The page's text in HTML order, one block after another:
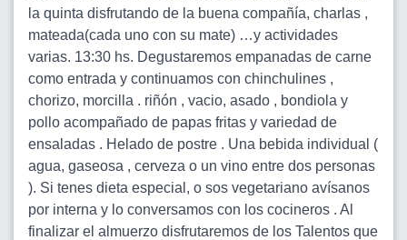
la quinta disfrutando de la buena compañía, charlas ,
mateada(cada uno con su mate) …y actividades
varias. 13:30 hs. Degustaremos empanadas de carne
como entrada y continuamos con chinchulines ,
chorizo, morcilla . riñón , vacio, asado , bondiola y
pollo acompañado de papas fritas y variedad de
ensaladas . Helado de postre . Una bebida individual (
agua, gaseosa , cerveza o un vino entre dos personas
). Si tenes dieta especial, o sos vegetariano avísanos
por interna y lo conversamos con los cocineros . Al
finalizar el almuerzo disfrutaremos de los Talentos que